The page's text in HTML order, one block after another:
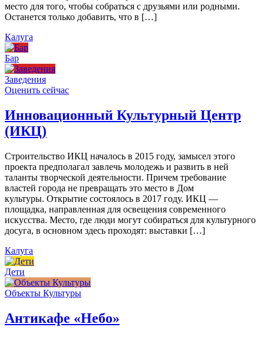
место для того, чтобы собраться с друзьями или родными.
Останется только добавить, что в […]
Калуга
Бар
Заведения
Оценить сейчас
Инновационный Культурный Центр
(ИКЦ)
Строительство ИКЦ началось в 2015 году, замысел этого
проекта предполагал завлечь молодежь и развить в ней
таланты творческой деятельности. Причем требование
властей города не превращать это место в Дом
культуры. Открытие состоялось в 2017 году. ИКЦ —
площадка, направленная для освещения современного
искусства. Место, где люди могут собираться для культурного
досуга, в основном здесь проходят: выставки […]
Калуга
Дети
Объекты Культуры
Антикафе «Небо»